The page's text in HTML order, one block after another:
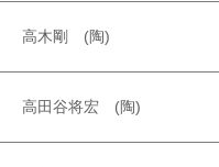
高木剛 (陶)
高田谷将宏 (陶)